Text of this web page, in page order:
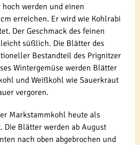
werden und einen
erreichen. Er wird wie Kohlrabi
Der Geschmack des feinen
süßlich. Die Blätter des
Bestandteil des Prignitzer
Wintergemüse werden Blätter
und Weißkohl wie Sauerkraut
vergoren.
Markstammkohl heute als
Die Blätter werden ab August
nach oben abgebrochen und